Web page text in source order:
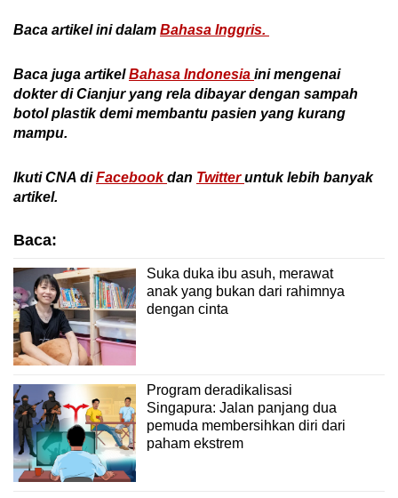
Baca artikel ini dalam Bahasa Inggris.
Baca juga artikelBahasa Indonesia ini mengenai
dokter di Cianjur yang rela dibayar dengan sampah
botol plastik demi membantu pasien yang kurang
mampu.
Ikuti CNA diFacebookdan Twitteruntuk lebih banyak
artikel.
Baca:
Suka duka ibu asuh, merawat
anak yang bukan dari rahimnya
dengan cinta
Program deradikalisasi
Singapura: Jalan panjang dua
pemuda membersihkan diri dari
paham ekstrem